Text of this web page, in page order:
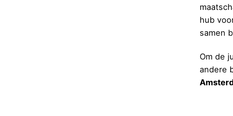
hub
samen
Om de
andere